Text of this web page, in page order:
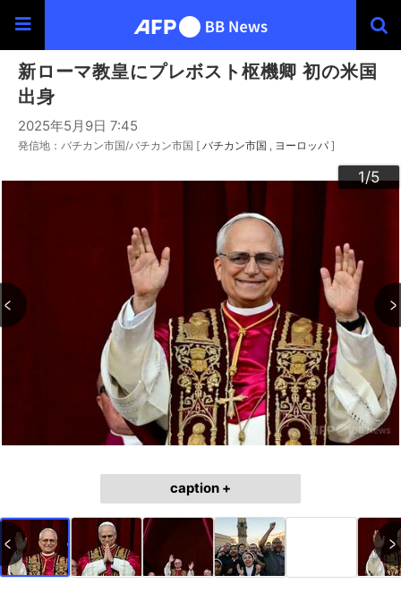
新ローマ教皇にプレボスト枢機卿 初の米国
出身
2025年5月9日 7:45
発信地：バチカン市国/バチカン市国 [ バチカン市国 ヨーロッパ ]
1/5
2/5
3/5
4/5
5/5
caption +